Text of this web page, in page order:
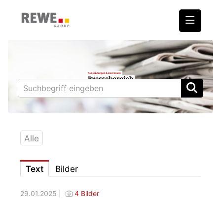
REWE International AG
BILLA
PENNY
BIPA
Downloads
Fotos – Vorstand
Alle
Text Bilder
29.01.2025 | 4 Bilder